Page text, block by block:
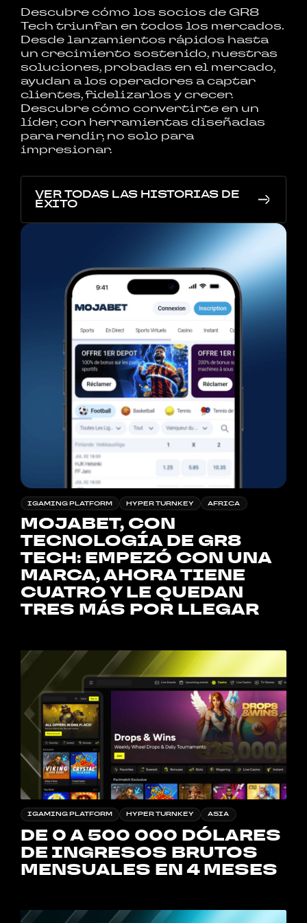
Descubre cómo los socios de GR8
Tech triunfan en todos los mercados.
Desde lanzamientos rápidos hasta
un crecimiento sostenido, nuestras
soluciones, probadas en el mercado,
ayudan a los operadores a captar
clientes, fidelizarlos y crecer.
Descubre cómo convertirte en un
líder, con herramientas diseñadas
para rendir, no solo para
impresionar.
VER TODAS LAS HISTORIAS DE
ÉXITO
IGAMING PLATFORM HYPER TURNKEY AFRICA
MOJABET, CON
TECNOLOGÍA DE GR8
TECH: EMPEZÓ CON UNA
MARCA, AHORA TIENE
CUATRO Y LE QUEDAN
TRES MÁS POR LLEGAR
IGAMING PLATFORM HYPER TURNKEY ASIA
DE 0 A 500 000 DÓLARES
DE INGRESOS BRUTOS
MENSUALES EN 4 MESES